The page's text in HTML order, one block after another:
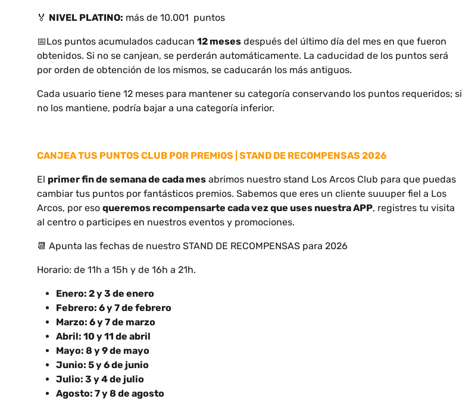
🏅 NIVEL PLATINO: más de 10.001 puntos
📅Los puntos acumulados caducan 12 meses después del último día del mes en que fueron
obtenidos. Si no se canjean, se perderán automáticamente. La caducidad de los puntos será
por orden de obtención de los mismos, se caducarán los más antiguos.
Cada usuario tiene 12 meses para mantener su categoría conservando los puntos requeridos; si
no los mantiene, podría bajar a una categoría inferior.
CANJEA TUS PUNTOS CLUB POR PREMIOS | STAND DE RECOMPENSAS 2026
El primer fin de semana de cada mes abrimos nuestro stand Los Arcos Club para que puedas
cambiar tus puntos por fantásticos premios. Sabemos que eres un cliente suuuper fiel a Los
Arcos, por eso queremos recompensarte cada vez que uses nuestra APP, registres tu visita
al centro o participes en nuestros eventos y promociones.
📆 Apunta las fechas de nuestro STAND DE RECOMPENSAS para 2026
Horario: de 11h a 15h y de 16h a 21h.
Enero: 2 y 3 de enero
Febrero: 6 y 7 de febrero
Marzo: 6 y 7 de marzo
Abril: 10 y 11 de abril
Mayo: 8 y 9 de mayo
Junio: 5 y 6 de junio
Julio: 3 y 4 de julio
Agosto: 7 y 8 de agosto